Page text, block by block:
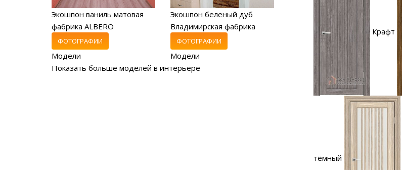
Экошпон ваниль матовая
фабрика ALBERO
ФОТОГРАФИИ
Модели
Экошпон беленый дуб
Владимирская фабрика
ФОТОГРАФИИ
Модели
Показать больше моделей в интерьере
Крафт
тёмный